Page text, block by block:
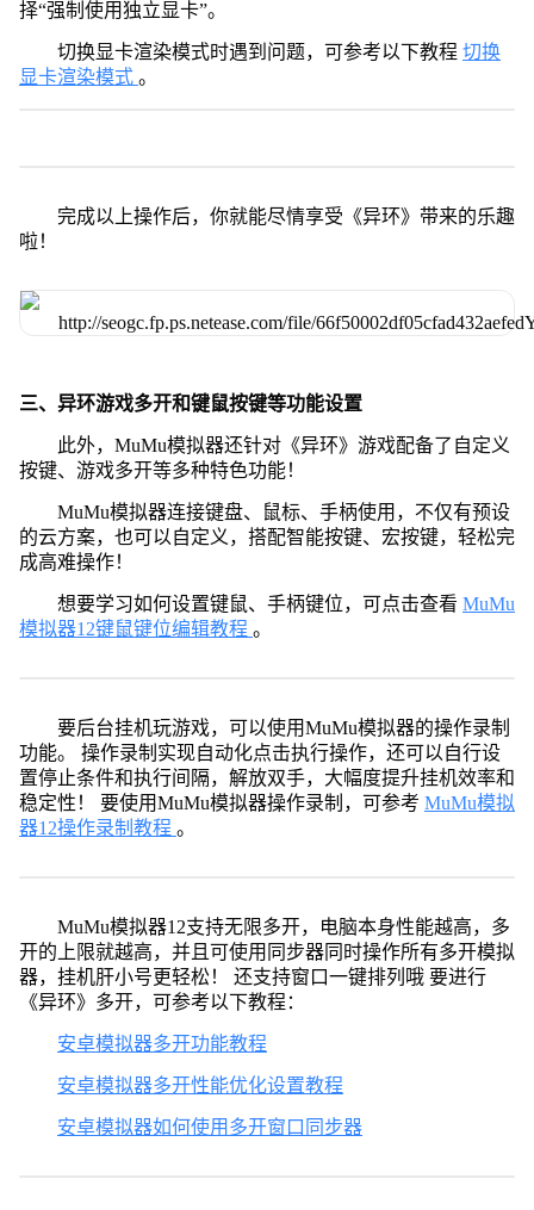
择“强制使用独立显卡”。
切换显卡渲染模式时遇到问题，可参考以下教程 切换
显卡渲染模式 。
完成以上操作后，你就能尽情享受《异环》带来的乐趣
啦！
三、异环游戏多开和键鼠按键等功能设置
此外，MuMu模拟器还针对《异环》游戏配备了自定义
按键、游戏多开等多种特色功能！
MuMu模拟器连接键盘、鼠标、手柄使用，不仅有预设
的云方案，也可以自定义，搭配智能按键、宏按键，轻松完
成高难操作！
想要学习如何设置键鼠、手柄键位，可点击查看 MuMu
模拟器12键鼠键位编辑教程 。
要后台挂机玩游戏，可以使用MuMu模拟器的操作录制
功能。 操作录制实现自动化点击执行操作，还可以自行设
置停止条件和执行间隔，解放双手，大幅度提升挂机效率和
稳定性！ 要使用MuMu模拟器操作录制，可参考 MuMu模拟
器12操作录制教程 。
MuMu模拟器12支持无限多开，电脑本身性能越高，多
开的上限就越高，并且可使用同步器同时操作所有多开模拟
器，挂机肝小号更轻松！ 还支持窗口一键排列哦 要进行
《异环》多开，可参考以下教程：
安卓模拟器多开功能教程
安卓模拟器多开性能优化设置教程
安卓模拟器如何使用多开窗口同步器